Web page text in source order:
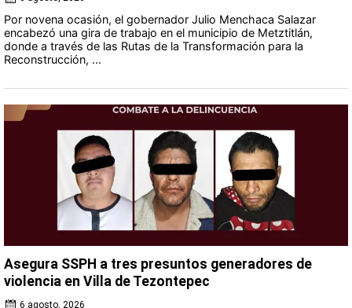
Por novena ocasión, el gobernador Julio Menchaca Salazar
encabezó una gira de trabajo en el municipio de Metztitlán,
donde a través de las Rutas de la Transformación para la
Reconstrucción, ...
Asegura SSPH a tres presuntos generadores de
violencia en Villa de Tezontepec
6 agosto, 2026